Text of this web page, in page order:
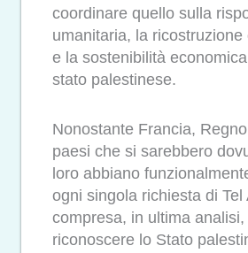
coordinare quello sulla
umanitaria, la ricostruzione
e la sostenibilità
stato palestinese.
Nonostante Francia,
paesi che si sarebbero
loro abbiano
ogni singola richiesta di
compresa, in ultima
riconoscere lo Stato